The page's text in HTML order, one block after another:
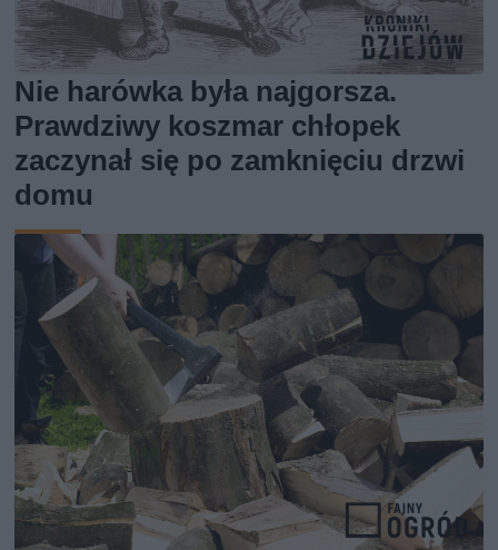
Nie harówka była najgorsza.
Prawdziwy koszmar chłopek
zaczynał się po zamknięciu drzwi
domu